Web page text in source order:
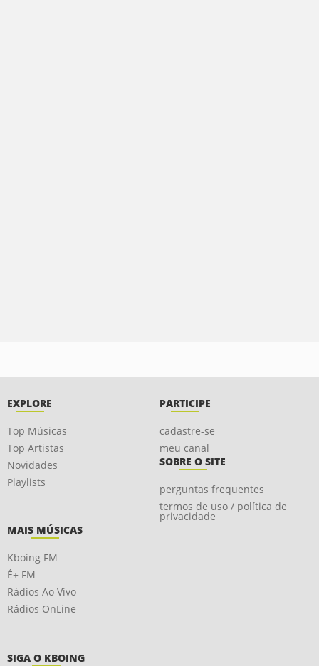
EXPLORE
Top Músicas
Top Artistas
Novidades
Playlists
PARTICIPE
cadastre-se
meu canal
SOBRE O SITE
perguntas frequentes
termos de uso / política de
privacidade
MAIS MÚSICAS
Kboing FM
É+ FM
Rádios Ao Vivo
Rádios OnLine
SIGA O KBOING